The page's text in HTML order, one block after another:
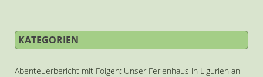
KATEGORIEN
Abenteuerbericht mit Folgen: Unser Ferienhaus in Ligurien an